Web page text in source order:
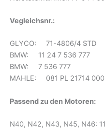
Vegleichsnr.:
GLYCO: 71-4806/4 STD
BMW: 11 24 7 536 777
BMW: 7 536 777
MAHLE: 081 PL 21714 000
Passend zu den Motoren:
N40, N42, N43, N45, N46: